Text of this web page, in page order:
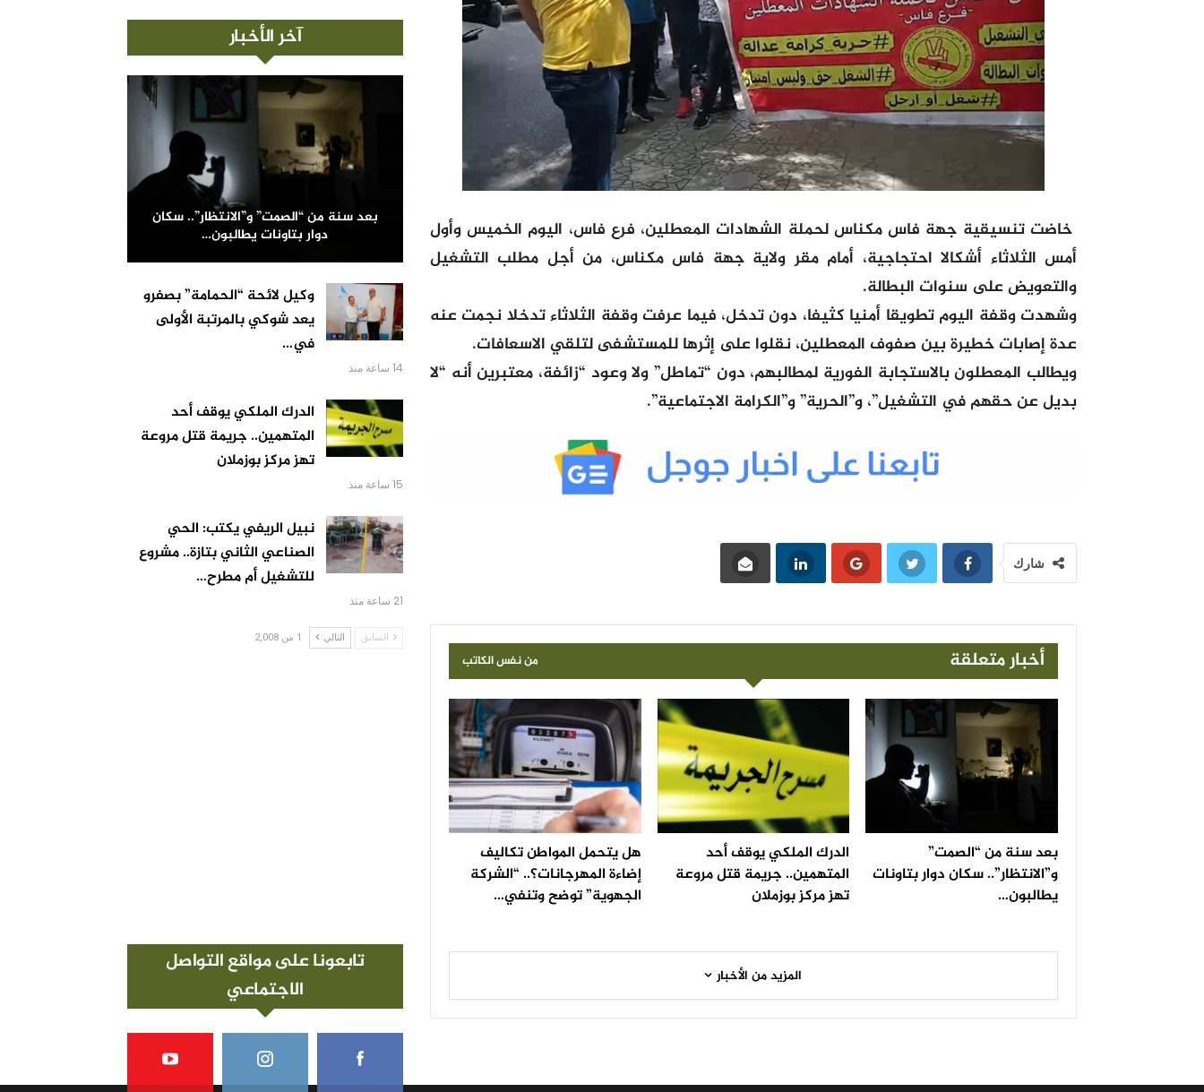
خاضت تنسيقية جهة فاس مكناس لحملة الشهادات المعطلين، فرع فاس، اليوم الخميس وأول
أمس الثلاثاء أشكالا احتجاجية، أمام مقر ولاية جهة فاس مكناس، من أجل مطلب التشغيل
والتعويض على سنوات البطالة.
وشهدت وقفة اليوم تطويقا أمنيا كثيفا، دون تدخل، فيما عرفت وقفة الثلاثاء تدخلا نجمت عنه
عدة إصابات خطيرة بين صفوف المعطلين، نقلوا على إثرها للمستشفى لتلقي الاسعافات.
ويطالب المعطلون بالاستجابة الفورية لمطالبهم، دون “تماطل” ولا وعود “زائفة، معتبرين أنه “لا
بديل عن حقهم في التشغيل”، و”الحرية” و”الكرامة الاجتماعية”.
شارك
أخبار متعلقة من نفس الكاتب
بعد سنة من “الصمت”
و”الانتظار”.. سكان دوار بتاونات
يطالبون…
الدرك الملكي يوقف أحد
المتهمين.. جريمة قتل مروعة
تهز مركز بوزملان
هل يتحمل المواطن تكاليف
إضاءة المهرجانات؟.. “الشركة
الجهوية” توضح وتنفي…
المزيد من الأخبار
آخر الأخبار
بعد سنة من “الصمت” و”الانتظار”.. سكان
دوار بتاونات يطالبون…
وكيل لائحة “الحمامة” بصفرو
يعد شوكي بالمرتبة الأولى
في…
14 ساعة منذ
الدرك الملكي يوقف أحد
المتهمين.. جريمة قتل مروعة
تهز مركز بوزملان
15 ساعة منذ
نبيل الريفي يكتب: الحي
الصناعي الثاني بتازة.. مشروع
للتشغيل أم مطرح…
21 ساعة منذ
السابق التالي 1 من 2,008
تابعونا على مواقع التواصل
الاجتماعي